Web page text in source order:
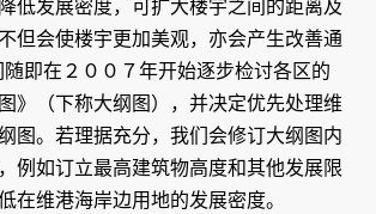
低发展密度，可扩大楼宇之间的距离及
但会使楼宇更加美观，亦会产生改善通
随即在２００７年开始逐步检讨各区的
》（下称大纲图），并决定优先处理维
图。若理据充分，我们会修订大纲图内
例如订立最高建筑物高度和其他发展限
在维港海岸边用地的发展密度。